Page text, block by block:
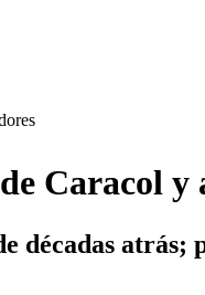
Caracol y
atrás;